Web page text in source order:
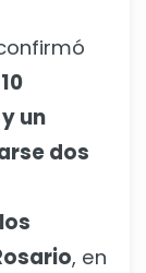
un
dos
, en